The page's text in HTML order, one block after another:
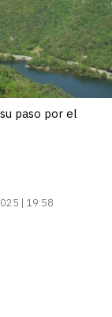
paso por el
| 19:58